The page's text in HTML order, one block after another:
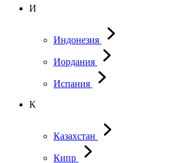
И
Индонезия
Иордания
Испания
К
Казахстан
Кипр